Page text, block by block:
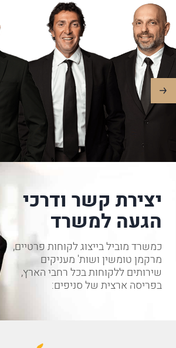
יצירת קשר ודרכי
הגעה למשרד
כמשרד מוביל בייצוג לקוחות פרטיים,
מרקמן טומשין ושות' מעניקים
שירותים ללקוחות בכל רחבי הארץ,
בפריסה ארצית של סניפים: